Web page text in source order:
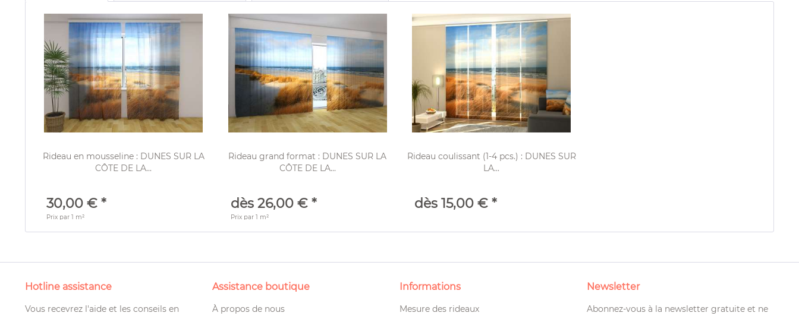
Rideau en mousseline : DUNES SUR LA
CÔTE DE LA...
30,00 € *
Prix par 1 m²
Rideau grand format : DUNES SUR LA
CÔTE DE LA...
dès 26,00 € *
Prix par 1 m²
Rideau coulissant (1-4 pcs.) : DUNES SUR
LA...
dès 15,00 € *
Hotline assistance
Vous recevrez l'aide et les conseils en
Assistance boutique
À propos de nous
Informations
Mesure des rideaux
Newsletter
Abonnez-vous à la newsletter gratuite et ne